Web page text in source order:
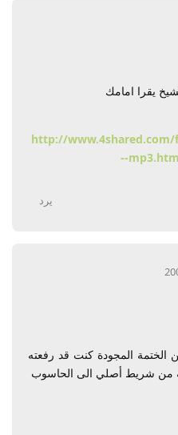
يقرا امامك
http://www.4shared.com/
--
يرد
المجودة كنت قد رفعته
من شريط أصلي الى الحاسوب